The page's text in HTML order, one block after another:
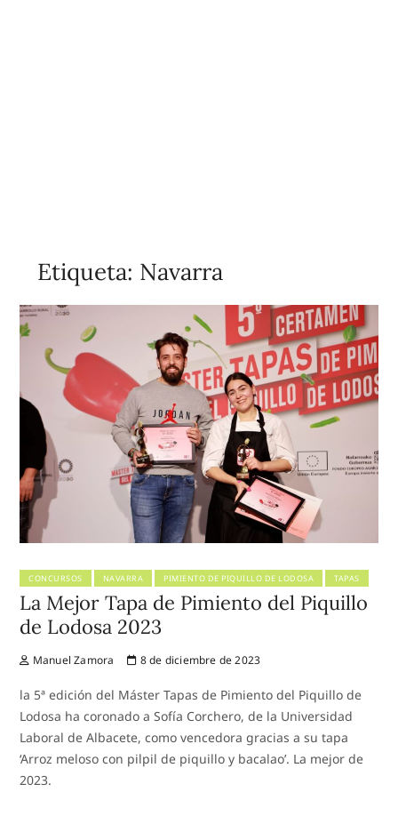
Etiqueta: Navarra
CONCURSOS NAVARRA PIMIENTO DE PIQUILLO DE LODOSA TAPAS
La Mejor Tapa de Pimiento del Piquillo
de Lodosa 2023
Manuel Zamora 8 de diciembre de 2023
la 5ª edición del Máster Tapas de Pimiento del Piquillo de
Lodosa ha coronado a Sofía Corchero, de la Universidad
Laboral de Albacete, como vencedora gracias a su tapa
‘Arroz meloso con pilpil de piquillo y bacalao’. La mejor de
2023.